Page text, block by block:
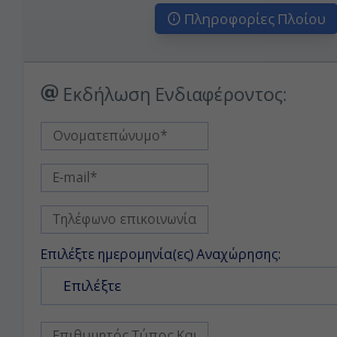
Πληροφορίες Πλοίου
Εκδήλωση Ενδιαφέροντος:
Επιλέξτε ημερομηνία(ες) Αναχώρησης:
Επιλέξτε